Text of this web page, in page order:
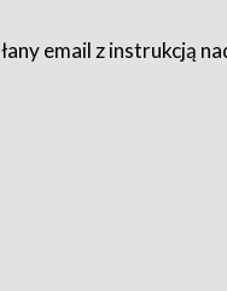
email z instrukcją